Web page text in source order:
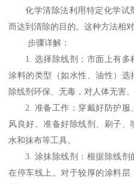
化学清除法利用特定化学试
而达到清除的目的。这种方法相
步骤详解：
1. 选择除线剂：市面上有多
涂料的类型（如水性、油性）
除线剂环保、无毒，对人体无害。
2. 准备工作：穿戴好防护服
风良好。准备好除线剂、刷子
水和抹布等工具。
3. 涂抹除线剂：根据除线剂
在停车线上。对于较厚的涂料